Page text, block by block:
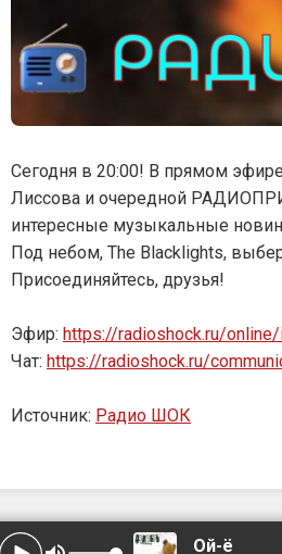
Сегодня в 20:00! В прямом
Лиссова и очередной
интересные музыкальные
Под небом, The Blacklights,
Присоединяйтесь, друзья!
Эфир: https://radioshock.ru/online/
Чат: https://radioshock.ru/
Источник: Радио ШОК
Ой-ё